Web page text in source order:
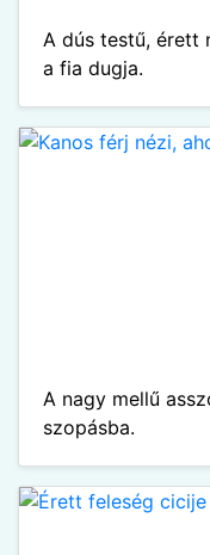
A dús testű, érett
a fia dugja.
A nagy mellű
szopásba.